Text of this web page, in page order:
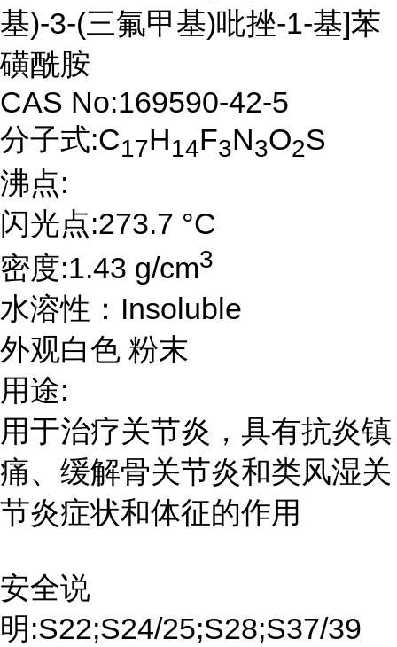
基)-3-(三氟甲基)吡挫-1-基]苯
磺酰胺
CAS No:169590-42-5
分子式:C17H14F3N3O2S
沸点:
闪光点:273.7 °C
密度:1.43 g/cm3
水溶性：Insoluble
外观白色 粉末
用途:
用于治疗关节炎，具有抗炎镇
痛、缓解骨关节炎和类风湿关
节炎症状和体征的作用
安全说
明:S22;S24/25;S28;S37/39